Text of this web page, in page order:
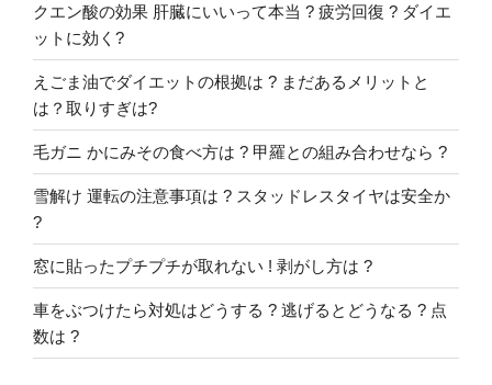
クエン酸の効果 肝臓にいいって本当 ? 疲労回復 ? ダイエ
ットに効く?
えごま油でダイエットの根拠は ? まだあるメリットと
は？取りすぎは?
毛ガニ かにみその食べ方は ? 甲羅との組み合わせなら ?
雪解け 運転の注意事項は ? スタッドレスタイヤは安全か
?
窓に貼ったプチプチが取れない ! 剥がし方は ?
車をぶつけたら対処はどうする ? 逃げるとどうなる ? 点
数は ?